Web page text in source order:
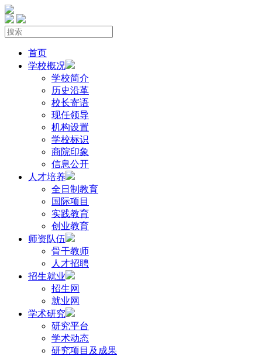
首页
学校概况
学校简介
历史沿革
校长寄语
现任领导
机构设置
学校标识
商院印象
信息公开
人才培养
全日制教育
国际项目
实践教育
创业教育
师资队伍
骨干教师
人才招聘
招生就业
招生网
就业网
学术研究
研究平台
学术动态
研究项目及成果